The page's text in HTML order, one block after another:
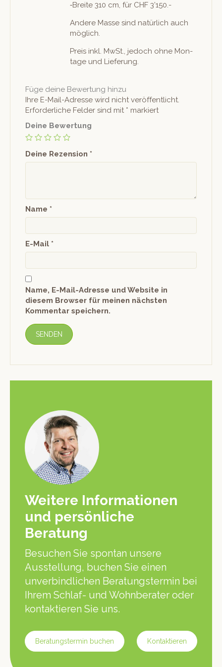
‑Bre­ite 310 cm, für CHF 3’150.-
Andere Masse sind natür­lich auch
möglich.
Preis inkl. MwSt., jedoch ohne Mon­
tage und Lieferung.
Füge deine Bewertung hinzu
Ihre E-Mail-Adresse wird nicht veröffentlicht.
Erforderliche Felder sind mit * markiert
Deine Bewertung
Deine Rezension *
Name *
E-Mail *
Name, E-Mail-Adresse und Website in
diesem Browser für meinen nächsten
Kommentar speichern.
Weitere Informationen
und persönliche
Beratung
Besuchen Sie spontan unsere
Ausstellung, buchen Sie einen
unverbindlichen Beratungstermin bei
Ihrem Schlaf- und Wohnberater oder
kontaktieren Sie uns.
Beratungstermin buchen Kontaktieren